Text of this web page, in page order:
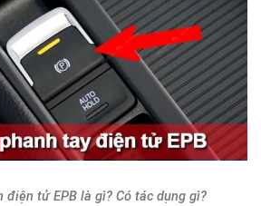
điện tử EPB là gì? Có tác dụng gì?